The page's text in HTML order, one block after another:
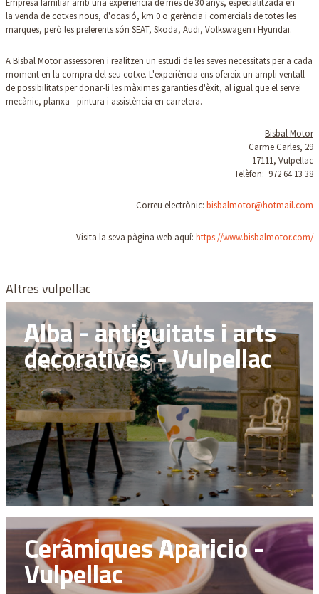
la venda de cotxes nous, d'ocasió, km 0 o gerència i comercials de totes les
marques, però les preferents són SEAT, Skoda, Audi, Volkswagen i Hyundai.
A Bisbal Motor assessoren i realitzen un estudi de les seves necessitats per a cada
moment en la compra del seu cotxe. L'experiència ens ofereix un ampli ventall
de possibilitats per donar-li les màximes garanties d'èxit, al igual que el servei
mecànic, planxa - pintura i assistència en carretera.
Bisbal Motor
Carme Carles, 29
17111, Vulpellac
Telèfon: 972 64 13 38
Correu electrònic: bisbalmotor@hotmail.com
Visita la seva pàgina web aquí: https://www.bisbalmotor.com/
Altres vulpellac
Alba - antiguitats i arts
decoratives - Vulpellac
Ceràmiques Aparicio -
Vulpellac